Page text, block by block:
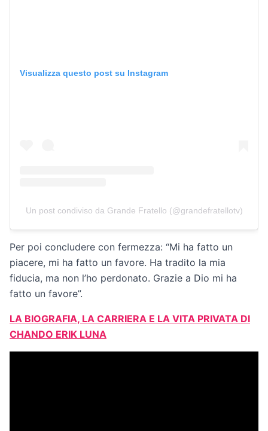
Visualizza questo post su Instagram
Un post condiviso da Grande Fratello (@grandefratellotv)
Per poi concludere con fermezza: “Mi ha fatto un
piacere, mi ha fatto un favore. Ha tradito la mia
fiducia, ma non l’ho perdonato. Grazie a Dio mi ha
fatto un favore”.
LA BIOGRAFIA, LA CARRIERA E LA VITA PRIVATA DI
CHANDO ERIK LUNA